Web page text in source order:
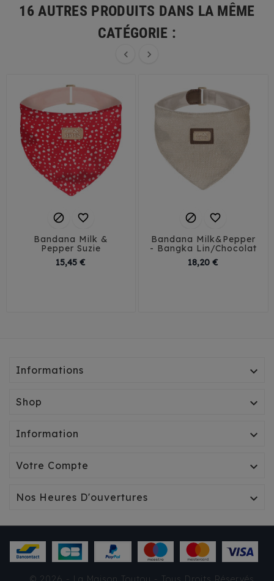
16 AUTRES PRODUITS DANS LA MÊME
CATÉGORIE :
 
 
Bandana Milk &
Pepper Suzie
15,45 €
 
Bandana Milk&Pepper
- Bangka Lin/Chocolat
18,20 €
Informations 
Shop 
Information 
Votre Compte 
Nos Heures D'ouvertures 